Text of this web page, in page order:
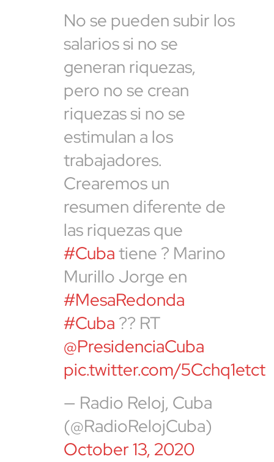
No se pueden subir los
salarios si no se
generan riquezas,
pero no se crean
riquezas si no se
estimulan a los
trabajadores.
Crearemos un
resumen diferente de
las riquezas que
#Cubatiene ? Marino
Murillo Jorge en
#MesaRedonda
#Cuba ?? RT
@PresidenciaCuba
pic.twitter.com/5Cchq1etct
— Radio Reloj, Cuba
(@RadioRelojCuba)
October 13, 2020